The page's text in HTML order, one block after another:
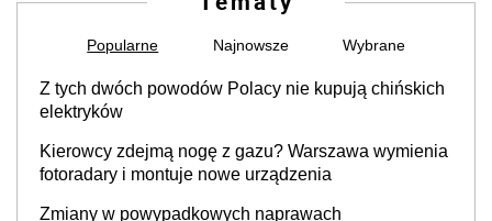
Popularne Najnowsze Wybrane
Z tych dwóch powodów Polacy nie kupują chińskich
elektryków
Kierowcy zdejmą nogę z gazu? Warszawa wymienia
fotoradary i montuje nowe urządzenia
Zmiany w powypadkowych naprawach